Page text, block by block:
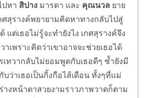
ปหา สิปาง มารดา และ คุณนวล ยาย
ศสุรางค์พยายามคิดหาทางกลับไปสู่
แต่เธอไม่รู้จะทำยังไง เกศสุรางค์จึง
เพราะคิดว่าเขาอาจจะช่วยเธอได้
ทวากลับไม่ยอมพูดกับเธอดีๆ ซ้ำยังมี
บว่าเธอเป็นกิ้งกือไส้เดือน ทั้งๆที่แม่
างหน้าตาสวยงามราวภาพวาดก็ตาม